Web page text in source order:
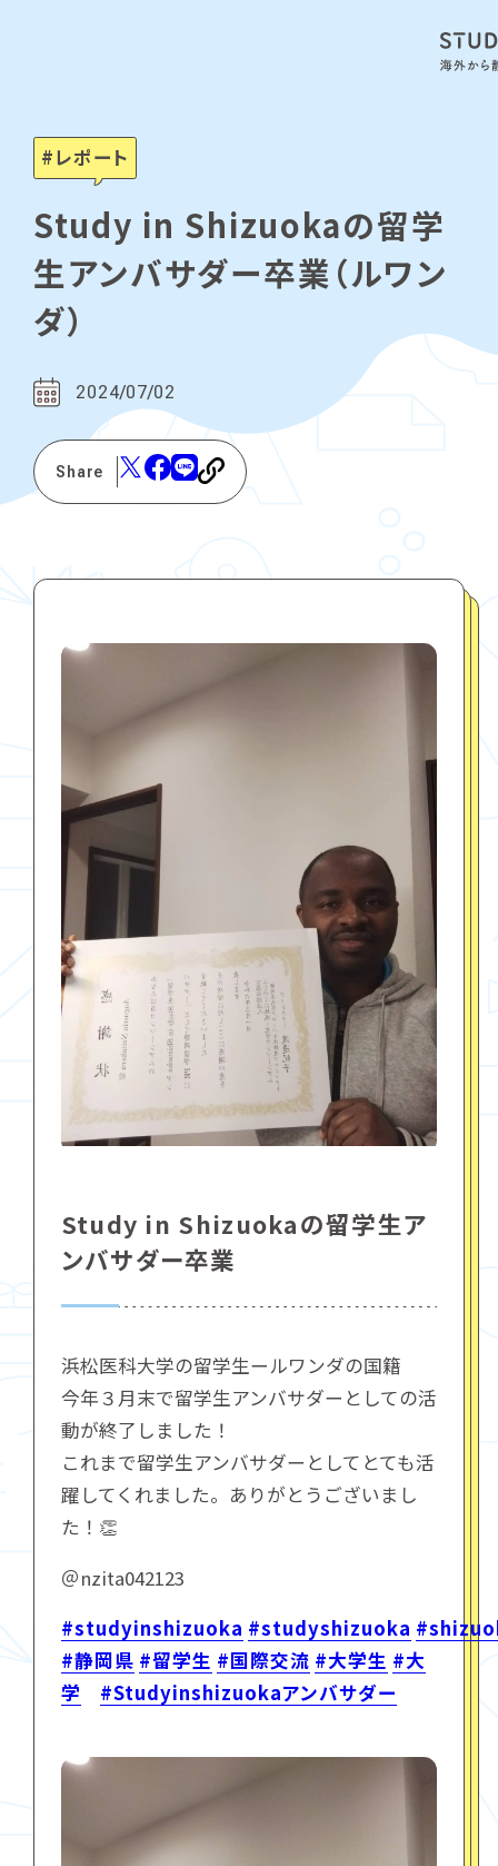
レポート
Study in Shizuokaの留学
生アンバサダー卒業（ルワン
ダ）
2024/07/02
Share
Study in Shizuokaの留学生ア
ンバサダー卒業
浜松医科大学の留学生ールワンダの国籍
今年３月末で留学生アンバサダーとしての活
動が終了しました！
これまで留学生アンバサダーとしてとても活
躍してくれました。ありがとうございまし
た！👏
＠nzita042123
#studyinshizuoka #studyshizuoka
#静岡県 #留学生 #国際交流 #大学生 #大
学
#Studyinshizuokaアンバサダー